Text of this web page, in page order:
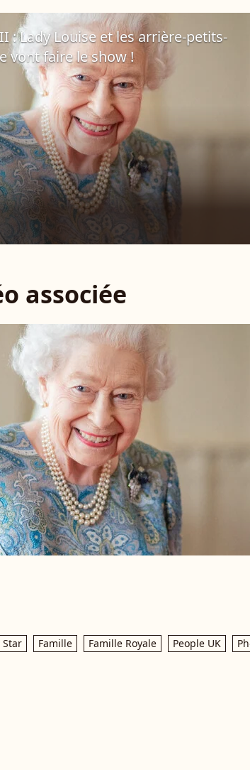
: Lady Louise et les arrière-petits-
vont faire le show !
associée
Star Famille Famille Royale People UK